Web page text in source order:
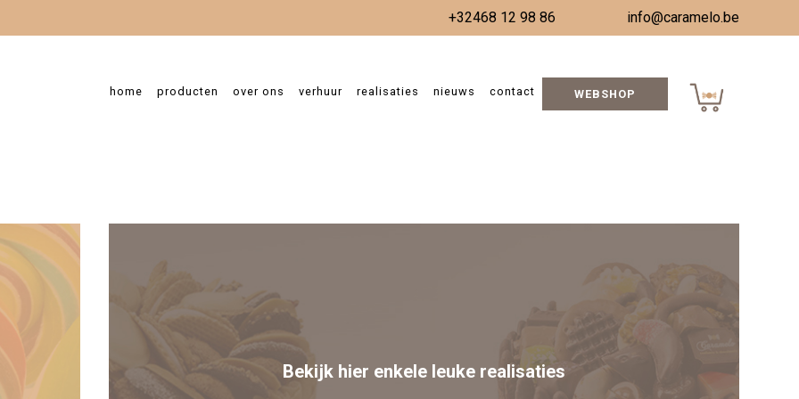
+32468 12 98 86 info@caramelo.be
home producten over ons verhuur realisaties nieuws contact WEBSHOP
openingsuren
Bekijk hier enkele leuke realisaties